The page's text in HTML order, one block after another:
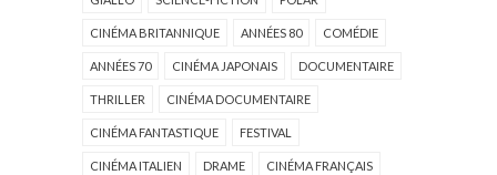
CINÉMA BRITANNIQUE ANNÉES 80 COMÉDIE
ANNÉES 70 CINÉMA JAPONAIS DOCUMENTAIRE
THRILLER CINÉMA DOCUMENTAIRE
CINÉMA FANTASTIQUE FESTIVAL
CINÉMA ITALIEN DRAME CINÉMA FRANÇAIS